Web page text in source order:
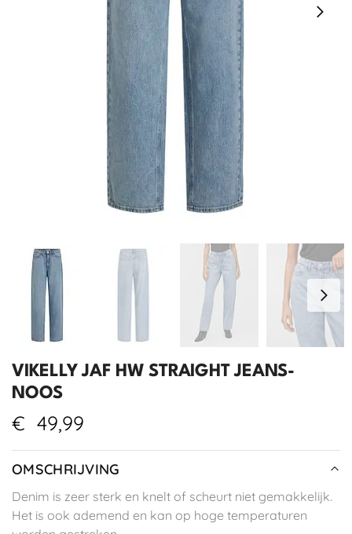
VIKELLY JAF HW STRAIGHT JEANS-
NOOS
€ 49,99
OMSCHRIJVING
Denim is zeer sterk en knelt of scheurt niet gemakkelijk.
Het is ook ademend en kan op hoge temperaturen